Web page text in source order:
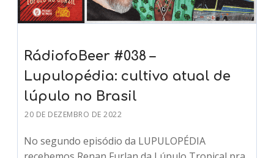
RádiofoBeer #038 –
Lupulopédia: cultivo atual de
lúpulo no Brasil
20 DE DEZEMBRO DE 2022
No segundo episódio da LUPULOPÉDIA